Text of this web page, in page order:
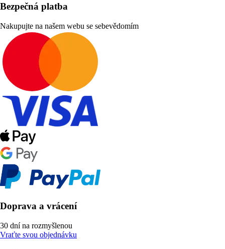
Bezpečná platba
Nakupujte na našem webu se sebevědomím
Doprava a vrácení
30 dní na rozmyšlenou
Vraťte svou objednávku